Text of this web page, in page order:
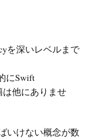
を深いレベルまで
にSwift
は他にありませ
いけない概念が数